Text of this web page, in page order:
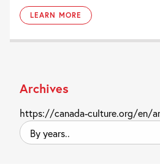
LEARN MORE
Archives
https://canada-culture.org/en/
By
years..